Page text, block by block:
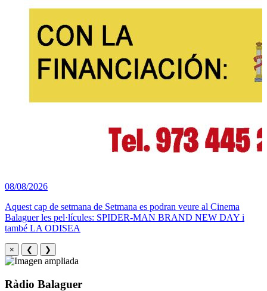
08/08/2026
Aquest cap de setmana de Setmana es podran veure al Cinema
Balaguer les pel·lícules: SPIDER-MAN BRAND NEW DAY i
també LA ODISEA
× ❮ ❯
Ràdio Balaguer